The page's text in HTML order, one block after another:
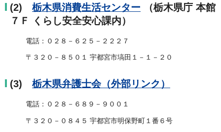
(2) 栃木県消費生活センター （栃木県庁 本館
７Ｆ くらし安全安心課内）
電話：０２８－６２５－２２２７
〒３２０－８５０１ 宇都宮市塙田１－１－２０
(3) 栃木県弁護士会（外部リンク）
電話：０２８－６８９－９００１
〒３２０－０８４５ 宇都宮市明保野町１番６号